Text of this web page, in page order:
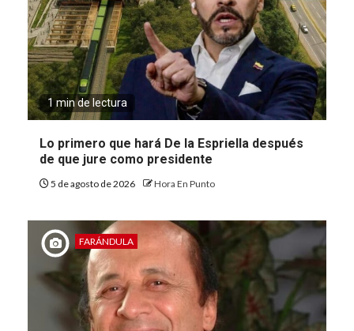
1 min de lectura
Lo primero que hará De la Espriella después
de que jure como presidente
5 de agosto de 2026 Hora En Punto
FARÁNDULA